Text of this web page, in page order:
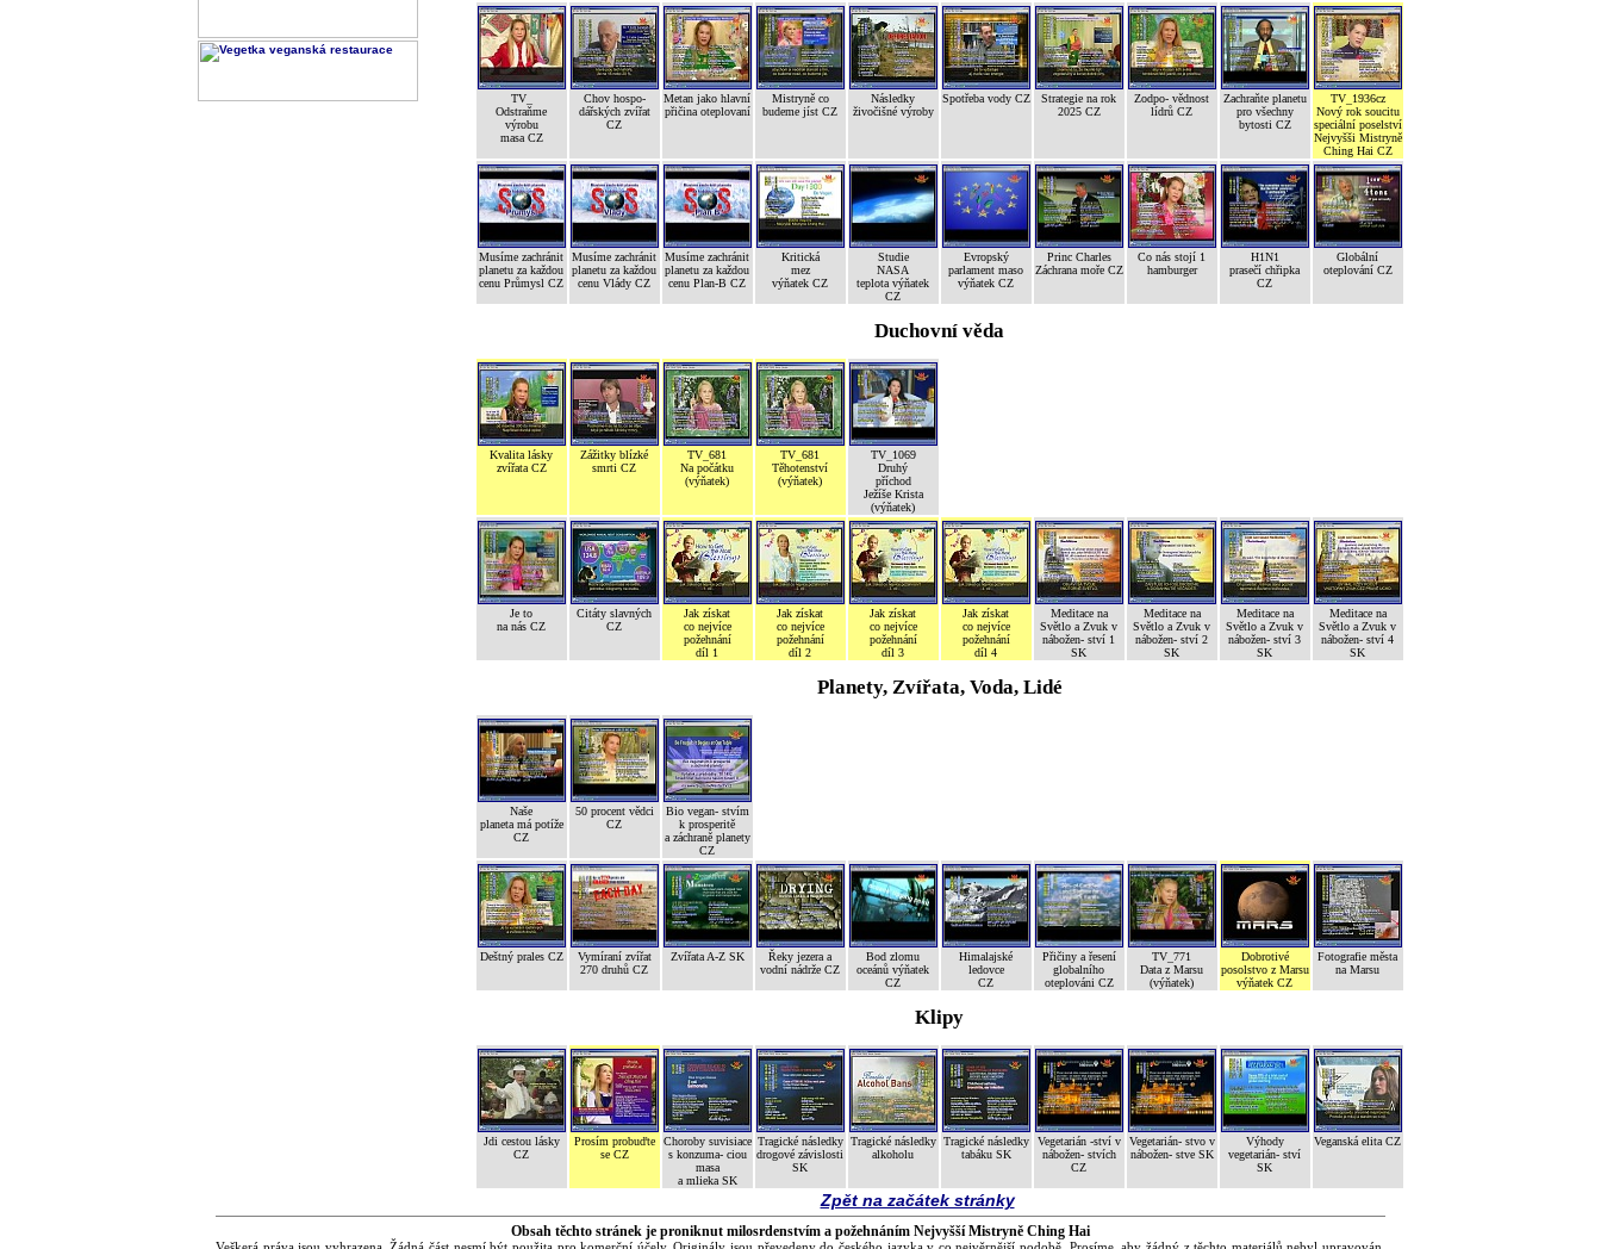
TV_
Odstraňme
výrobu
masa CZ
Chov hospo-
dářských zvířat
CZ
Metan jako hlavní
přičina oteplovaní
Mistryně co
budeme jíst CZ
Následky
živočišné výroby
Spotřeba vody CZ
Strategie na rok
2025 CZ
Zodpo- vědnost
lídrů CZ
Zachraňte planetu
pro všechny
bytosti CZ
TV_1936cz
Nový rok soucitu
speciální poselství
Nejvyšši Mistryně
Ching Hai CZ
Musíme zachránit
planetu za každou
cenu Průmysl CZ
Musíme zachránit
planetu za každou
cenu Vlády CZ
Musíme zachránit
planetu za každou
cenu Plan-B CZ
Kritická
mez
výňatek CZ
Studie
NASA
teplota výňatek
CZ
Evropský
parlament maso
výňatek CZ
Princ Charles
Záchrana moře CZ
Co nás stojí 1
hamburger
H1N1
prasečí chřipka
CZ
Globální
oteplování CZ
Duchovní věda
Kvalita lásky
zvířata CZ
Zážitky blízké
smrti CZ
TV_681
Na počátku
(výňatek)
TV_681
Těhotenství
(výňatek)
TV_1069
Druhý
příchod
Ježíše Krista
(výňatek)
Je to
na nás CZ
Citáty slavných
CZ
Jak získat
co nejvíce
požehnání
díl 1
Jak získat
co nejvíce
požehnání
díl 2
Jak získat
co nejvíce
požehnání
díl 3
Jak získat
co nejvíce
požehnání
díl 4
Meditace na
Světlo a Zvuk v
nábožen- ství 1
SK
Meditace na
Světlo a Zvuk v
nábožen- ství 2
SK
Meditace na
Světlo a Zvuk v
nábožen- ství 3
SK
Meditace na
Světlo a Zvuk v
nábožen- ství 4
SK
Planety, Zvířata, Voda, Lidé
Naše
planeta má potíže
CZ
50 procent vědci
CZ
Bio vegan- stvím
k prosperitě
a záchraně planety
CZ
Deštný prales CZ
Vymíraní zvířat
270 druhů CZ
Zvířata A-Z SK
Řeky jezera a
vodní nádrže CZ
Bod zlomu
oceánů výňatek
CZ
Himalajské
ledovce
CZ
Přičiny a řesení
globalního
oteplováni CZ
TV_771
Data z Marsu
(výňatek)
Dobrotivé
posolstvo z Marsu
výňatek CZ
Fotografie města
na Marsu
Klipy
Jdi cestou lásky
CZ
Prosím probuďte
se CZ
Choroby suvisiace
s konzuma- ciou
masa
a mlieka SK
Tragické následky
drogové závislosti
SK
Tragické následky
alkoholu
Tragické následky
tabáku SK
Vegetarián -ství v
nábožen- stvích
CZ
Vegetarián- stvo v
nábožen- stve SK
Výhody
vegetarián- ství
SK
Veganská elita CZ
Zpět na začátek stránky
Obsah těchto stránek je proniknut milosrdenstvím a požehnáním Nejvyšší Mistryně Ching Hai